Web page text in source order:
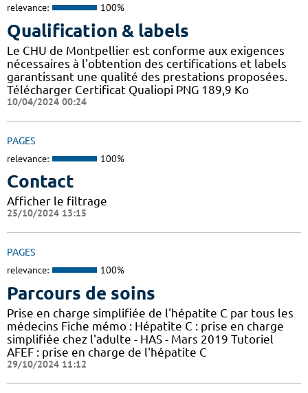
relevance: 100%
Qualification & labels
Le CHU de Montpellier est conforme aux exigences
nécessaires à l'obtention des certifications et labels
garantissant une qualité des prestations proposées.
Télécharger Certificat Qualiopi PNG 189,9 Ko
10/04/2024 00:24
PAGES
relevance: 100%
Contact
Afficher le filtrage
25/10/2024 13:15
PAGES
relevance: 100%
Parcours de soins
Prise en charge simplifiée de l'hépatite C par tous les
médecins Fiche mémo : Hépatite C : prise en charge
simplifiée chez l'adulte - HAS - Mars 2019 Tutoriel
AFEF : prise en charge de l'hépatite C
29/10/2024 11:12